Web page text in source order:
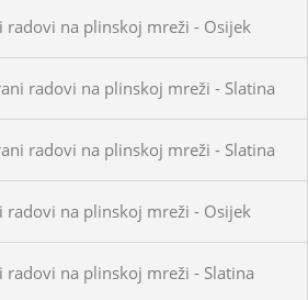
na plinskoj mreži - Osijek
radovi na plinskoj mreži - Slatina
radovi na plinskoj mreži - Slatina
radovi na plinskoj mreži - Osijek
na plinskoj mreži - Slatina